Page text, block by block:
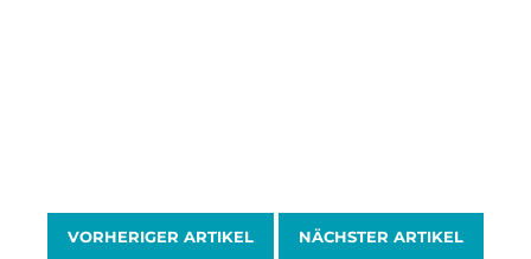
VORHERIGER ARTIKEL NÄCHSTER ARTIKEL